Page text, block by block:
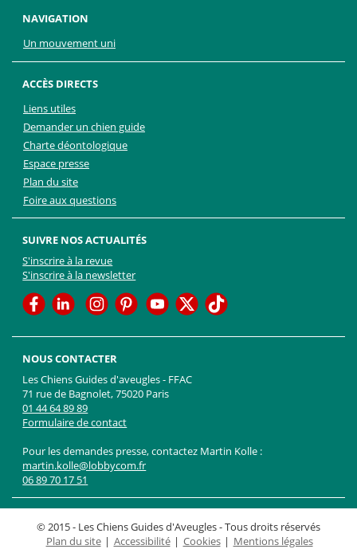
NAVIGATION
Un mouvement uni
ACCÈS DIRECTS
Liens utiles
Demander un chien guide
Charte déontologique
Espace presse
Plan du site
Foire aux questions
SUIVRE NOS ACTUALITÉS
S'inscrire à la revue
S'inscrire à la newsletter
FacebookLinkedinFacebook YoutubeTwitterTikTok
NOUS CONTACTER
Les Chiens Guides d'aveugles - FFAC
71 rue de Bagnolet, 75020 Paris
01 44 64 89 89
Formulaire de contact
Pour les demandes presse, contactez Martin Kolle :
martin.kolle@lobbycom.fr
06 89 70 17 51
© 2015 - Les Chiens Guides d'Aveugles- Tous droits réservés
Plan du site
Accessibilité Cookies Mentions légales